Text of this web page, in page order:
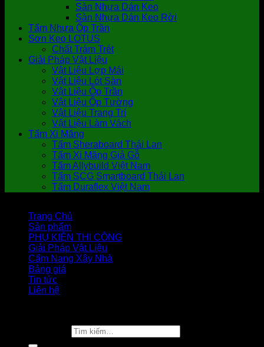
Sàn Nhựa Dán Keo
Sàn Nhựa Dán Keo Rời
Tấm Nhựa Ốp Trần
Sơn Keo LOTUS
Chất Trám Trét
Giải Pháp Vật Liệu
Vật Liệu Lợp Mái
Vật Liệu Lót Sàn
Vật Liệu Ốp Trần
Vật Liệu Ốp Tường
Vật Liệu Trang Trí
Vật Liệu Làm Vách
Tấm Xi Măng
Tấm Sheraboard Thái Lan
Tấm Xi Măng Giả Gỗ
Tấm Allybuild Việt Nam
Tấm SCG Smartboard Thái Lan
Tấm Duraflex Việt Nam
Trang Chủ
Sản phẩm
PHỤ KIỆN THI CÔNG
Giải Pháp Vật Liệu
Cẩm Nang Xây Nhà
Bảng giá
Tin tức
Liên hệ